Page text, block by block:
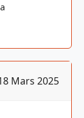
Mars 2025